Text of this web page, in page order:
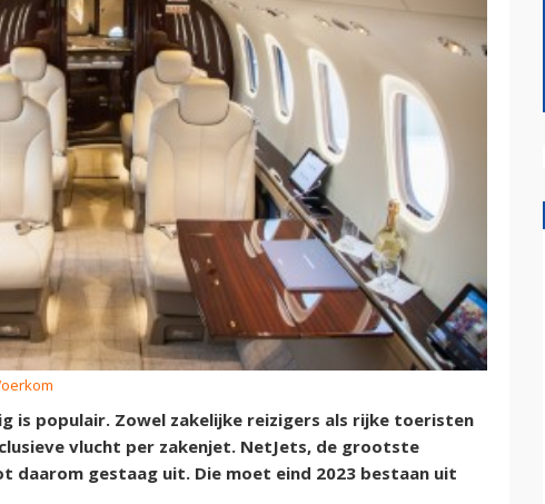
is populair. Zowel zakelijke reizigers als rijke toeristen
vlucht per zakenjet. NetJets, de grootste
daarom gestaag uit. Die moet eind 2023 bestaan uit